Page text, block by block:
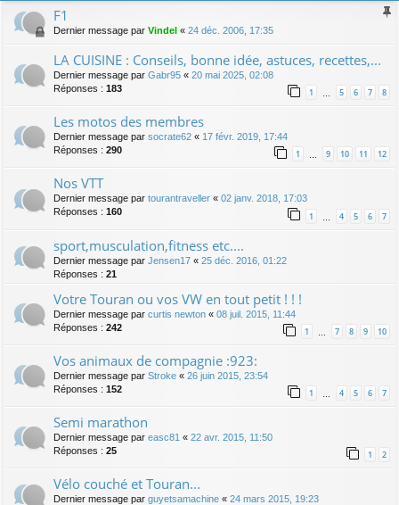
F1
Dernier message par Vindel « 24 déc. 2006, 17:35
LA CUISINE : Conseils, bonne idée, astuces, recettes,...
Dernier message par Gabr95 « 20 mai 2025, 02:08
Réponses : 183 1 … 5 6 7 8
Les motos des membres
Dernier message par socrate62 « 17 févr. 2019, 17:44
Réponses : 290 1 … 9 10 11 12
Nos VTT
Dernier message par tourantraveller « 02 janv. 2018, 17:03
Réponses : 160 1 4 5 6 7
sport,musculation,fitness etc....
Dernier message par Jensen17 « 25 déc. 2016, 01:22
Réponses : 21
Votre Touran ou vos VW en tout petit ! ! !
Dernier message par curtis newton « 08 juil. 2015, 11:44
Réponses : 242 1 7 8 9 10
Vos animaux de compagnie :923:
Dernier message par Stroke « 26 juin 2015, 23:54
Réponses : 152 1 4 5 6 7
Semi marathon
Dernier message par easc81 « 22 avr. 2015, 11:50
Réponses : 25 1 2
Vélo couché et Touran...
Dernier message par guyetsamachine « 24 mars 2015, 19:23